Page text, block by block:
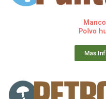
Polvo
Mas